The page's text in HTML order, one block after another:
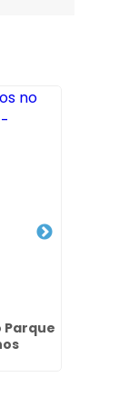
Parque